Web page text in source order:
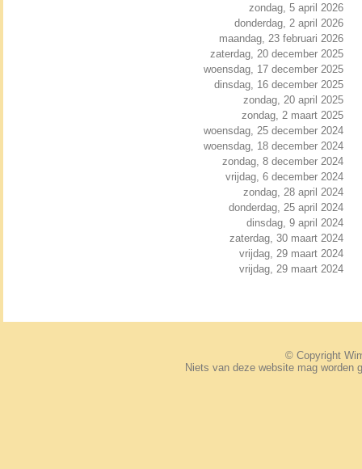
zondag, 5 april 2026
donderdag, 2 april 2026
maandag, 23 februari 2026
zaterdag, 20 december 2025
woensdag, 17 december 2025
dinsdag, 16 december 2025
zondag, 20 april 2025
zondag, 2 maart 2025
woensdag, 25 december 2024
woensdag, 18 december 2024
zondag, 8 december 2024
vrijdag, 6 december 2024
zondag, 28 april 2024
donderdag, 25 april 2024
dinsdag, 9 april 2024
zaterdag, 30 maart 2024
vrijdag, 29 maart 2024
vrijdag, 29 maart 2024
© Copyright
Niets van deze website mag worden